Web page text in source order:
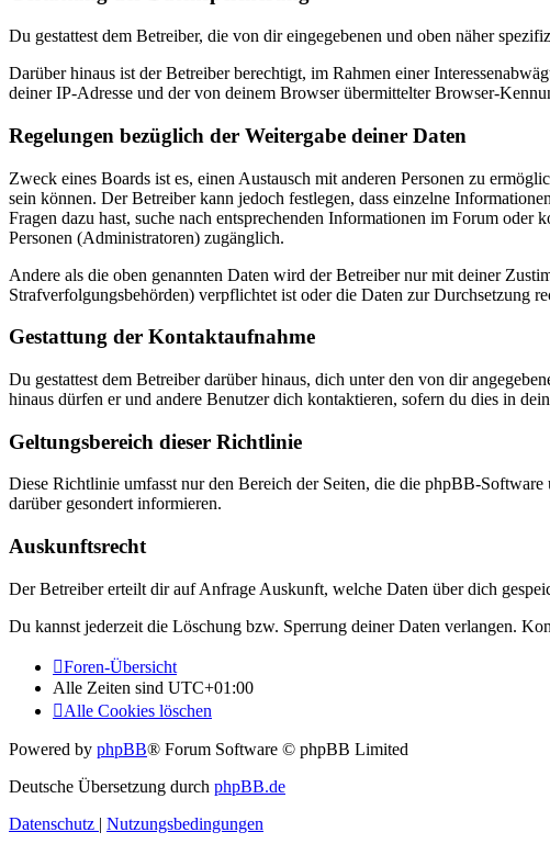
Du gestattest dem Betreiber, die von dir eingegebenen und oben näher
Darüber hinaus ist der Betreiber berechtigt, im Rahmen einer
deiner IP-Adresse und der von deinem Browser übermittelter Browser-
Regelungen bezüglich der Weitergabe deiner Daten
Zweck eines Boards ist es, einen Austausch mit anderen Personen zu
sein können. Der Betreiber kann jedoch festlegen, dass einzelne
Fragen dazu hast, suche nach entsprechenden Informationen im Forum
Personen (Administratoren) zugänglich.
Andere als die oben genannten Daten wird der Betreiber nur mit deiner
Strafverfolgungsbehörden) verpflichtet ist oder die Daten zur Durchsetzung
Gestattung der Kontaktaufnahme
Du gestattest dem Betreiber darüber hinaus, dich unter den von dir
hinaus dürfen er und andere Benutzer dich kontaktieren, sofern du dies in
Geltungsbereich dieser Richtlinie
Diese Richtlinie umfasst nur den Bereich der Seiten, die die phpBB-
darüber gesondert informieren.
Auskunftsrecht
Der Betreiber erteilt dir auf Anfrage Auskunft, welche Daten über dich
Du kannst jederzeit die Löschung bzw. Sperrung deiner Daten verlangen.
Foren-Übersicht
Alle Zeiten sind UTC+01:00
Alle Cookies löschen
Powered by phpBB® Forum Software © phpBB Limited
Deutsche Übersetzung durch phpBB.de
Datenschutz | Nutzungsbedingungen